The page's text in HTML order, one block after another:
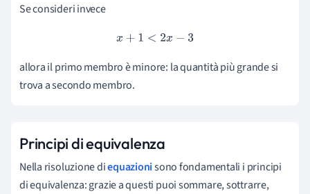
Se consideri invece
x+ 1<2 x−3
allora il primo membro è minore: la quantità più grande si
trova a secondo membro.
Principi di equivalenza
Nella risoluzione diequazionisono fondamentali i principi
di equivalenza: grazie a questi puoi sommare, sottrarre,